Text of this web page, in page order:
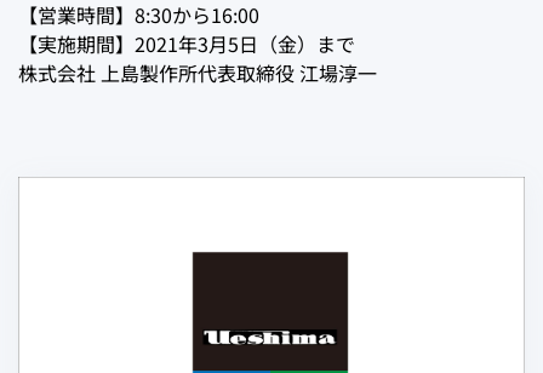
【営業時間】8:30から16:00
【実施期間】2021年3月5日（金）まで
株式会社 上島製作所代表取締役 江場淳一